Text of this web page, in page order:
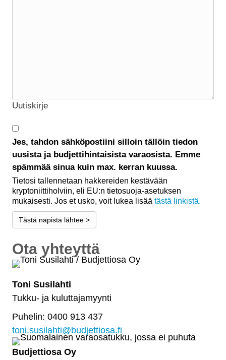
Uutiskirje
Jes, tahdon sähköpostiini silloin tällöin tiedon
uusista ja budjettihintaisista varaosista. Emme
spämmää sinua kuin max. kerran kuussa.
Tietosi tallennetaan hakkereiden kestävään
kryptoniittiholviin, eli EU:n tietosuoja-asetuksen
mukaisesti. Jos et usko, voit lukea lisää tästä linkistä.
Tästä napista lähtee >
Ota yhteyttä
Toni Susilahti
Tukku- ja kuluttajamyynti
Puhelin: 0400 913 437
toni.susilahti@budjettiosa.fi
Budjettiosa Oy